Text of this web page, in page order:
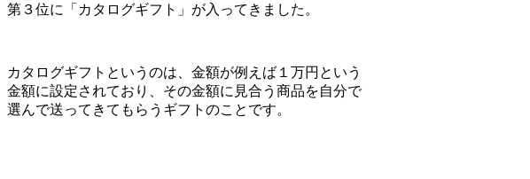
第３位に「カタログギフト」が入ってきました。
カタログギフトというのは、金額が例えば１万円という
金額に設定されており、その金額に見合う商品を自分で
選んで送ってきてもらうギフトのことです。